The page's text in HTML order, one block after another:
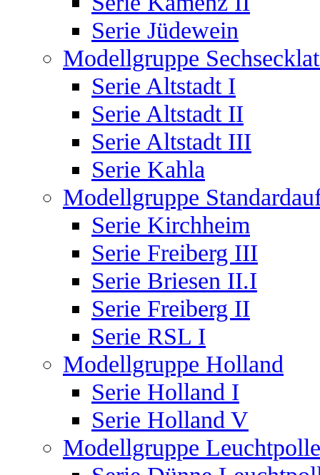
Serie Jüdewein
Modellgruppe
Serie Altstadt I
Serie Altstadt II
Serie Altstadt III
Serie Kahla
Modellgruppe
Serie Kirchheim
Serie Freiberg III
Serie Briesen II.I
Serie Freiberg II
Serie RSL I
Modellgruppe Holland
Serie Holland I
Serie Holland V
Modellgruppe